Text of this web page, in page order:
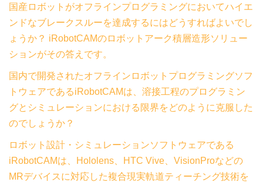
国産ロボットがオフラインプログラミングにおいてハイエ
ンドなブレークスルーを達成するにはどうすればよいでし
ょうか？ iRobotCAMのロボットアーク積層造形ソリュー
ションがその答えです。
国内で開発されたオフラインロボットプログラミングソフ
トウェアであるiRobotCAMは、溶接工程のプログラミン
グとシミュレーションにおける限界をどのように克服した
のでしょうか？
ロボット設計・シミュレーションソフトウェアである
iRobotCAMは、Hololens、HTC Vive、VisionProなどの
MRデバイスに対応した複合現実軌道ティーチング技術を